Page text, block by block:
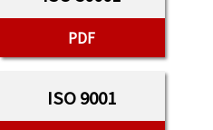
PDF
ISO 9001